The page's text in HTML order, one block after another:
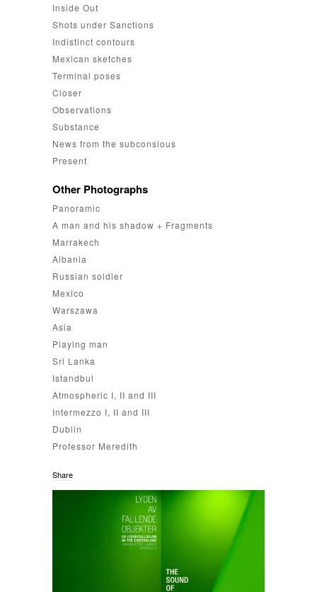
Inside Out
Shots under Sanctions
Indistinct contours
Mexican sketches
Terminal poses
Closer
Observations
Substance
News from the subconsious
Present
Other Photographs
Panoramic
A man and his shadow + Fragments
Marrakech
Albania
Russian soldier
Mexico
Warszawa
Asia
Playing man
Sri Lanka
Istandbul
Atmospheric I, II and III
Intermezzo I, II and III
Dublin
Professor Meredith
Share